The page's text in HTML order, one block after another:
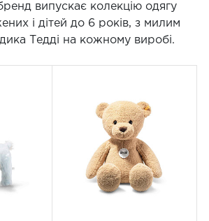
випускає колекцію одягу
і дітей до 6 років, з милим
Тедді на кожному виробі.